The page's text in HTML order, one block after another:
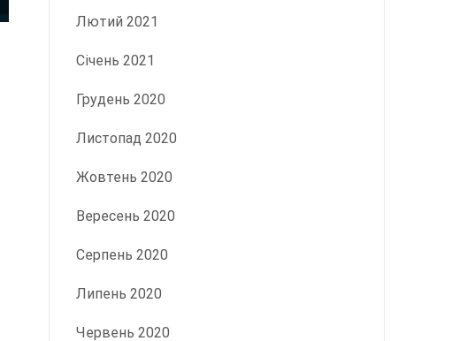
Лютий 2021
Січень 2021
Грудень 2020
Листопад 2020
Жовтень 2020
Вересень 2020
Серпень 2020
Липень 2020
Червень 2020